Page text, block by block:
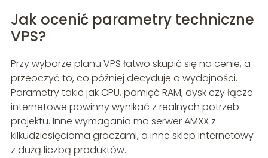
Jak ocenić parametry techniczne
VPS?
Przy wyborze planu VPS łatwo skupić się na cenie, a
przeoczyć to, co później decyduje o wydajności.
Parametry takie jak CPU, pamięć RAM, dysk czy łącze
internetowe powinny wynikać z realnych potrzeb
projektu. Inne wymagania ma serwer AMXX z
kilkudziesięcioma graczami, a inne sklep internetowy
z dużą liczbą produktów.